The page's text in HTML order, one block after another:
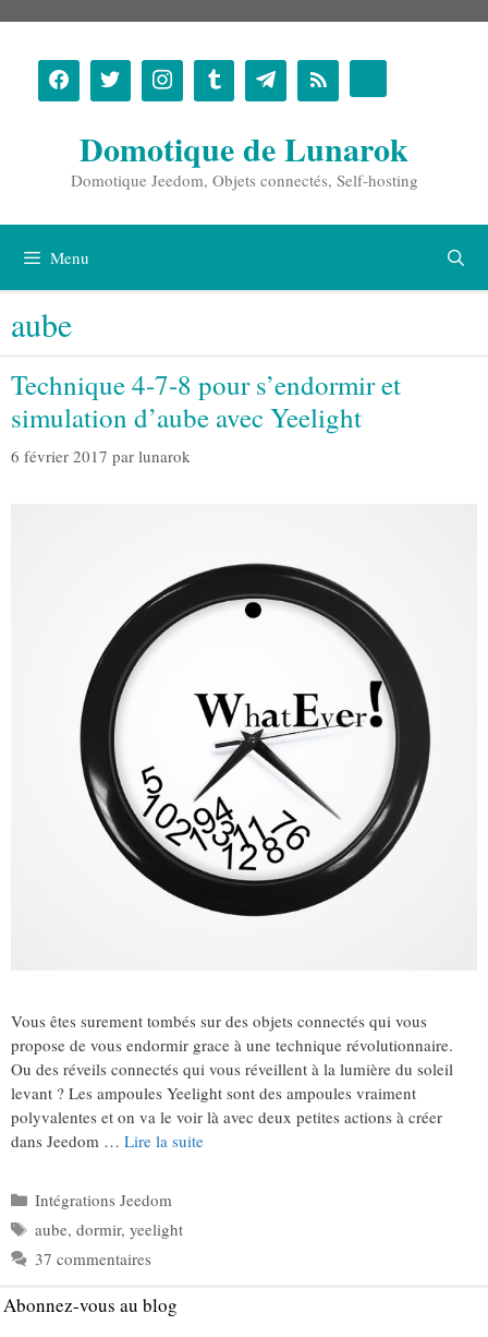
contenu
Domotique de Lunarok
Domotique Jeedom, Objets connectés, Self-hosting
Menu
aube
Technique 4-7-8 pour s’endormir et
simulation d’aube avec Yeelight
6 février 2017 par lunarok
Vous êtes surement tombés sur des objets connectés qui vous
propose de vous endormir grace à une technique révolutionnaire.
Ou des réveils connectés qui vous réveillent à la lumière du soleil
levant ? Les ampoules Yeelight sont des ampoules vraiment
polyvalentes et on va le voir là avec deux petites actions à créer
dans Jeedom … Lire la suite
Catégories
Intégrations Jeedom
Étiquettes
aube, dormir, yeelight
37 commentaires
Abonnez-vous au blog